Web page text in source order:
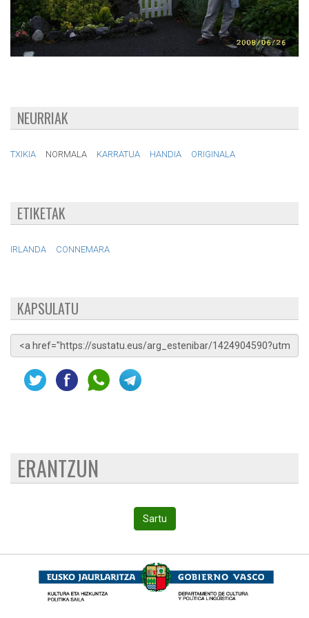
NEURRIAK
TXIKIA NORMALA KARRATUA HANDIA ORIGINALA
ETIKETAK
IRLANDA CONNEMARA
KAPSULATU
ERANTZUN
Sartu